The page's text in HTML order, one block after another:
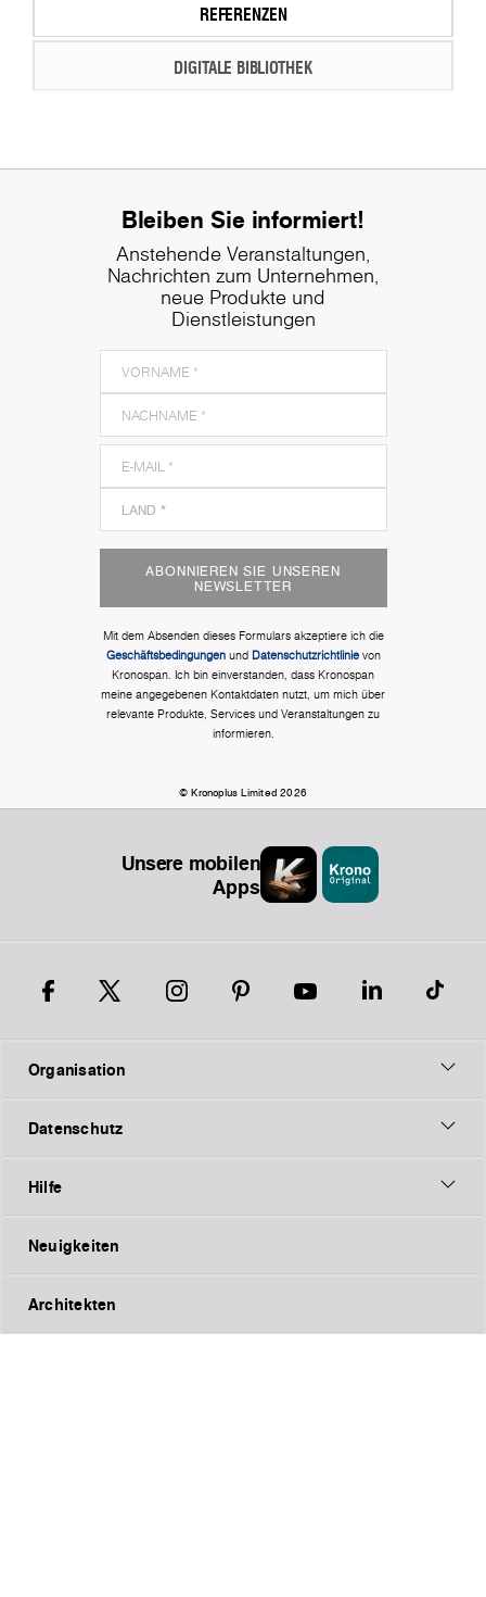
REFERENZEN
DIGITALE BIBLIOTHEK
Bleiben Sie informiert!
Anstehende Veranstaltungen,
Nachrichten zum Unternehmen,
neue Produkte und
Dienstleistungen
ABONNIEREN SIE UNSEREN
NEWSLETTER
Mit dem Absenden dieses Formulars akzeptiere ich die
Geschäftsbedingungenund Datenschutzrichtlinievon
Kronospan. Ich bin einverstanden, dass Kronospan
meine angegebenen Kontaktdaten nutzt, um mich über
relevante Produkte, Services und Veranstaltungen zu
informieren.
© Kronoplus Limited 2026
Unsere mobilen
Apps
Organisation
Datenschutz
Hilfe
Neuigkeiten
Architekten